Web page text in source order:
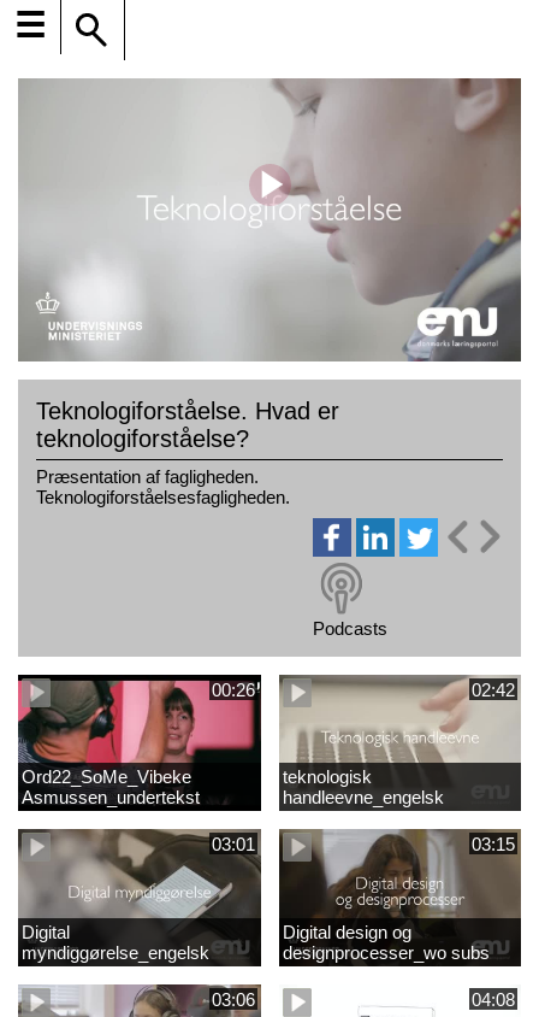
☰
Teknologiforståelse. Hvad er
teknologiforståelse?
Præsentation af fagligheden.
Teknologiforståelsesfagligheden.
Podcasts
00:26
Ord22_SoMe_Vibeke
Asmussen_undertekst
02:42
teknologisk
handleevne_engelsk
03:01
Digital
myndiggørelse_engelsk
03:15
Digital design og
designprocesser_wo subs
03:06 04:08